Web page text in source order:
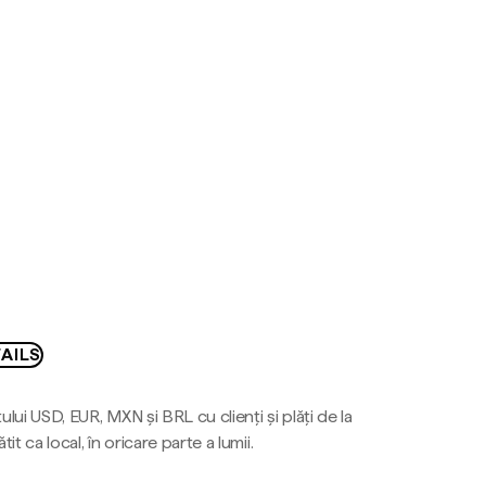
USD, EUR, MXN și BRL cu clienți și plăți de la
ca local, în oricare parte a lumii.